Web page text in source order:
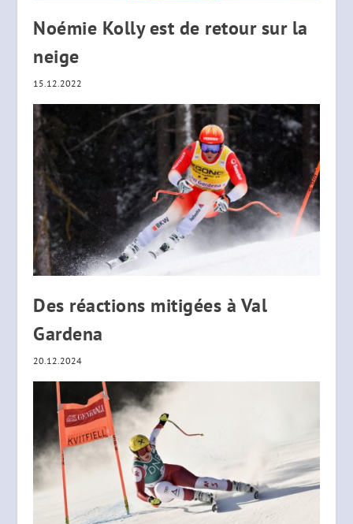
Noémie Kolly est de retour sur la
neige
15.12.2022
Des réactions mitigées à Val
Gardena
20.12.2024